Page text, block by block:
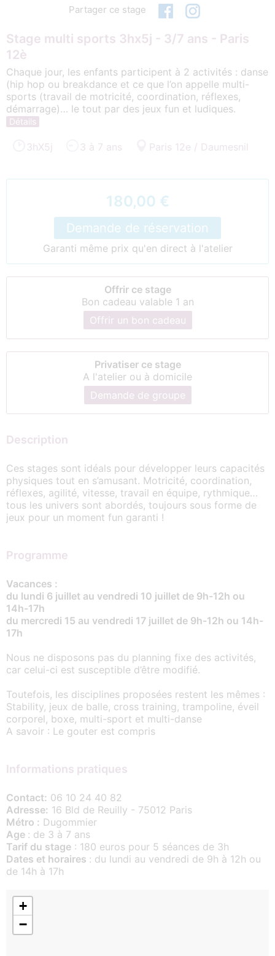
Partager ce stage
Stage multi sports 3hx5j - 3/7 ans - Paris
12è
Chaque jour, les enfants participent à 2 activités : danse
(hip hop ou breakdance et ce que l’on appelle multi-
sports (travail de motricité, coordination, réflexes,
démarrage)… le tout par des jeux fun et ludiques.
Détails
3hX5j 3 à 7 ans Paris 12e / Daumesnil
180,00 €
Demande de réservation
Garanti même prix qu'en direct à l'atelier
Offrir ce stage
Bon cadeau valable 1 an
Offrir un bon cadeau
Privatiser ce stage
A l'atelier ou à domicile
Demande de groupe
Description
Ces stages sont idéals pour développer leurs capacités
physiques tout en s’amusant. Motricité, coordination,
réflexes, agilité, vitesse, travail en équipe, rythmique…
tous les univers sont abordés, toujours sous forme de
jeux pour un moment fun garanti !
Programme
Vacances :
du lundi 6 juillet au vendredi 10 juillet de 9h-12h ou
14h-17h
du mercredi 15 au vendredi 17 juillet de 9h-12h ou 14h-
17h
Nous ne disposons pas du planning fixe des activités,
car celui-ci est susceptible d’être modifié.
Toutefois, les disciplines proposées restent les mêmes :
Stability, jeux de balle, cross training, trampoline, éveil
corporel, boxe, multi-sport et multi-danse
A savoir : Le gouter est compris
Informations pratiques
Contact: 06 10 24 40 82
Adresse: 16 Bld de Reuilly - 75012 Paris
Métro : Dugommier
Age : de 3 à 7 ans
Tarif du stage : 180 euros pour 5 séances de 3h
Dates et horaires : du lundi au vendredi de 9h à 12h ou
de 14h à 17h
+
−